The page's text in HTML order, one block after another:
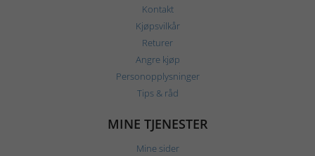
Kontakt
Kjøpsvilkår
Returer
Angre kjøp
Personopplysninger
Tips & råd
MINE TJENESTER
Mine sider